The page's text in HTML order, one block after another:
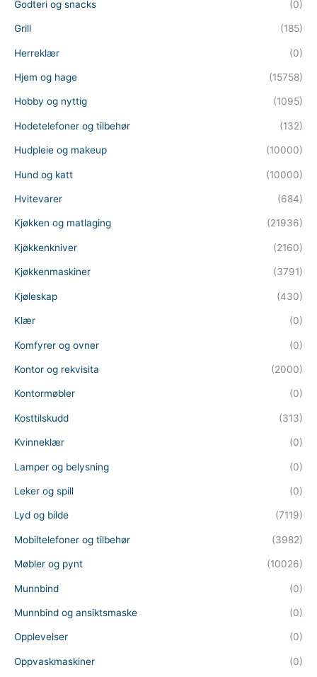
Godteri og snacks (0)
Grill (185)
Herreklær (0)
Hjem og hage (15758)
Hobby og nyttig (1095)
Hodetelefoner og tilbehør (132)
Hudpleie og makeup (10000)
Hund og katt (10000)
Hvitevarer (684)
Kjøkken og matlaging (21936)
Kjøkkenkniver (2160)
Kjøkkenmaskiner (3791)
Kjøleskap (430)
Klær (0)
Komfyrer og ovner (0)
Kontor og rekvisita (2000)
Kontormøbler (0)
Kosttilskudd (313)
Kvinneklær (0)
Lamper og belysning (0)
Leker og spill (0)
Lyd og bilde (7119)
Mobiltelefoner og tilbehør (3982)
Møbler og pynt (10026)
Munnbind (0)
Munnbind og ansiktsmaske (0)
Opplevelser (0)
Oppvaskmaskiner (0)